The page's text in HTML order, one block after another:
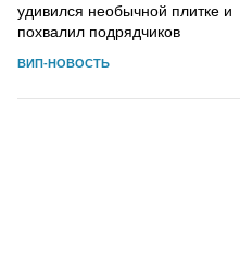
удивился необычной плитке и
похвалил подрядчиков
ВИП-НОВОСТЬ